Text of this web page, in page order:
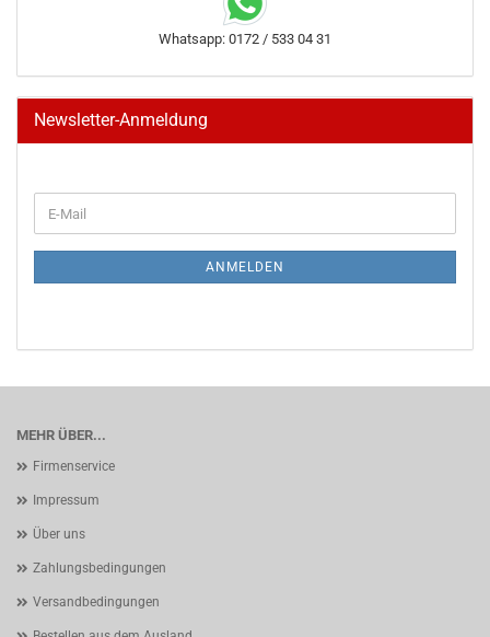
Whatsapp: 0172 / 533 04 31
Newsletter-Anmeldung
ZUR
E-
Mail
ANMELDEN
MEHR ÜBER...
Firmenservice
Impressum
Über uns
Zahlungsbedingungen
Versandbedingungen